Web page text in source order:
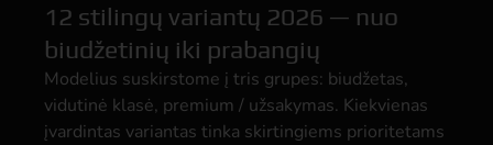
12 stilingų variantų 2026 — nuo
biudžetinių iki prabangių
Modelius suskirstome į tris grupes: biudžetas,
vidutinė klasė, premium / užsakymas. Kiekvienas
įvardintas variantas tinka skirtingiems prioritetams